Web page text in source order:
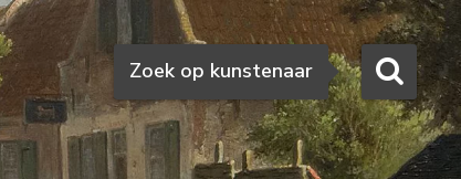
Zoeken
Zoek op kunstenaar